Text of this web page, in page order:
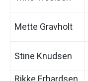
Mette Gravholt
Stine Knudsen
Rikke Erhardsen